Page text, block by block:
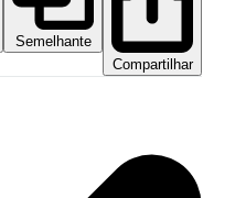
Semelhante
Compartilhar